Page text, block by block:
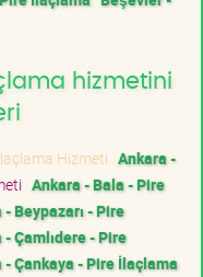
hizmetini
Hizmeti Ankara -
Ankara - Bala - Pire
- Beypazarı - Pire
- Çamlıdere - Pire
- Çankaya - Pire İlaçlama